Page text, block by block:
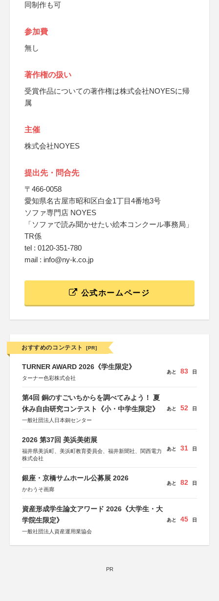
同制作も可
参加費
無し
著作権の扱い
受賞作品についての著作権は株式会社NOYESに帰
属
主催
株式会社NOYES
提出先・問合先
〒466-0058
愛知県名古屋市昭和区白金1丁目4番地3号
ソファ専門店 NOYES
「ソファで読み聞かせたい絵本コンクール事務局」
TR係
tel : 0120-351-780
mail : info@ny-k.co.jp
公式ホームページ
おすすめのコンテスト [PR]
TURNER AWARD 2026《学生限定》
ターナー色彩株式会社
あと 83 日
第4回 銅のすごいちからを調べてみよう！ 夏
休み自由研究コンテスト《小・中学生限定》
一般社団法人日本銅センター
あと 52 日
2026 第37回 美浜美術展
福井県美浜町、美浜町教育委員会、福井新聞社、関西電力
株式会社
あと 31 日
銀座・京橋サムホール公募展 2026
かわうそ画廊
あと 82 日
資産形成学生論文アワード 2026《大学生・大
学院生限定》
一般社団法人資産運用業協会
あと 45 日
PR